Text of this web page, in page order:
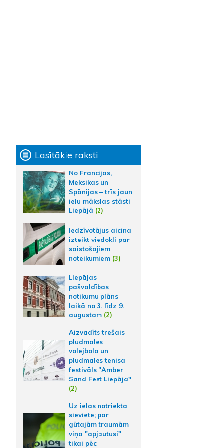
Lasītākie raksti
No Francijas,
Meksikas un
Spānijas – trīs jauni
ielu mākslas stāsti
Liepājā (2)
Iedzīvotājus aicina
izteikt viedokli par
saistošajiem
noteikumiem (3)
Liepājas
pašvaldības
notikumu plāns
laikā no 3. līdz 9.
augustam (2)
Aizvadīts trešais
pludmales
volejbola un
pludmales tenisa
festivāls "Amber
Sand Fest Liepāja"
(2)
Uz ielas notriekta
sieviete; par
gūtajām traumām
viņa "apjautusi"
tikai pēc